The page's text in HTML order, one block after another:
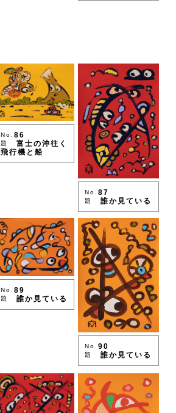
No. 86
題
富士の沖往く
飛行機と船
No.87
題 誰か見ている
No. 89
題 誰か見ている
No.90
題 誰か見ている